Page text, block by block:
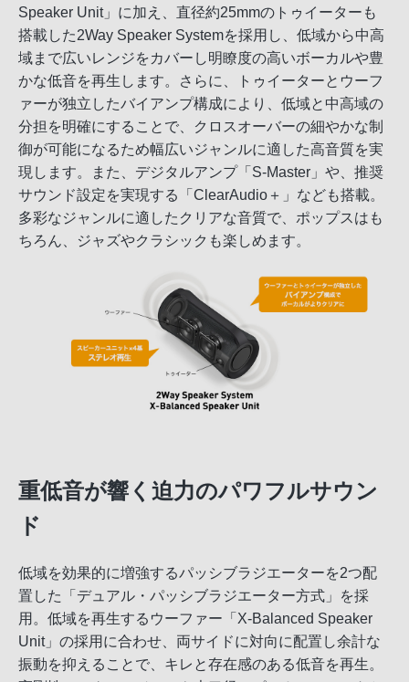
Speaker Unit」に加え、直径約25mmのトゥイーターも
搭載した2Way Speaker Systemを採用し、低域から中高
域まで広いレンジをカバーし明瞭度の高いボーカルや豊
かな低音を再生します。さらに、トゥイーターとウーフ
ァーが独立したバイアンプ構成により、低域と中高域の
分担を明確にすることで、クロスオーバーの細やかな制
御が可能になるため幅広いジャンルに適した高音質を実
現します。また、デジタルアンプ「S-Master」や、推奨
サウンド設定を実現する「ClearAudio＋」なども搭載。
多彩なジャンルに適したクリアな音質で、ポップスはも
ちろん、ジャズやクラシックも楽しめます。
重低音が響く迫力のパワフルサウン
ド
低域を効果的に増強するパッシブラジエーターを2つ配
置した「デュアル・パッシブラジエーター方式」を採
用。低域を再生するウーファー「X-Balanced Speaker
Unit」の採用に合わせ、両サイドに対向に配置し余計な
振動を抑えることで、キレと存在感のある低音を再生。